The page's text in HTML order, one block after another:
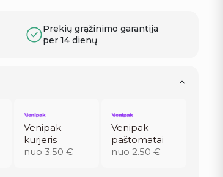
Prekių grąžinimo garantija
per 14 dienų
Venipak
kurjeris
nuo 3.50 €
Venipak
paštomatai
nuo 2.50 €